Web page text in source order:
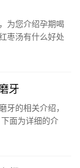
为您介绍孕期喝
枣汤有什么好处
牙
的相关介绍，
面为详细的介